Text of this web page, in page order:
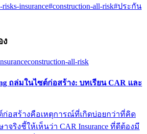
insurance#construction-all-risk#ประกัน
ง
construction-all-risk
ถล่มในไซต์ก่อสร้าง: บทเรียน CAR และ
ก่อสร้างคือเหตุการณ์ที่เกิดบ่อยกว่าที่คิด
จริงชี้ให้เห็นว่า CAR Insurance ที่ดีต้องมี